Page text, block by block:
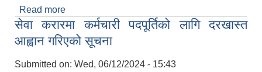
Read more
फारम
सेवा करारमा कर्मचारी पदपूर्तिको लागि दरखास्त
आह्वान गरिएको सूचना
Submitted on: Wed, 06/12/2024 - 15:43